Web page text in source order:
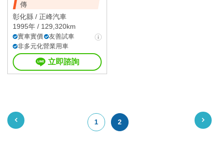
傳
彰化縣 / 正峰汽車
1995年 / 129,320km
實車實價
友善試車
非多元化營業用車
立即諮詢
1 2